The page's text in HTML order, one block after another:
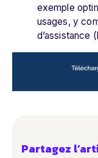
exemple
usages, y
d’assistance
Partagez